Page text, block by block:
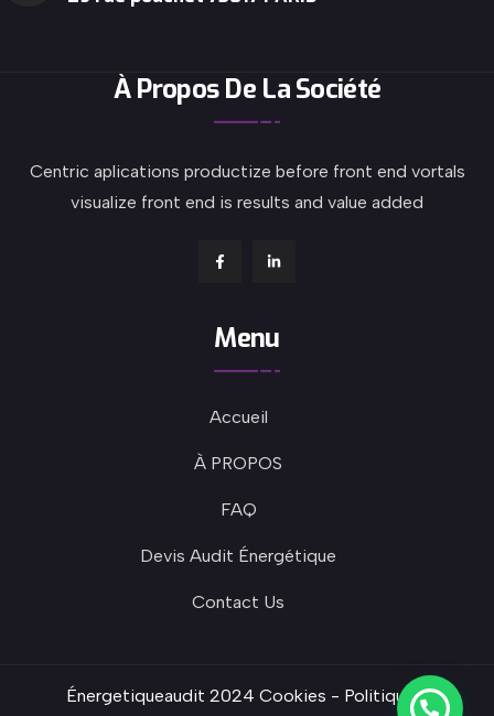
À Propos De La Société
Centric aplications productize before front end vortals
visualize front end is results and value added
Menu
Accueil
À PROPOS
FAQ
Devis Audit Énergétique
Contact Us
Énergetiqueaudit 2024 Cookies - Politique de